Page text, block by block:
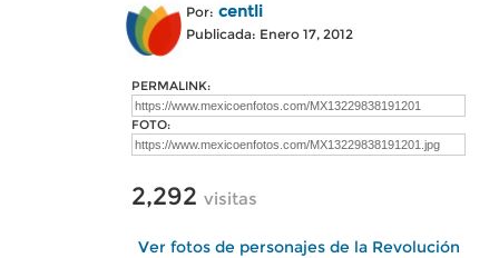
Por: centli
Publicada: Enero 17, 2012
PERMALINK:
FOTO:
2,292 visitas
Ver fotos de personajes de la Revolución